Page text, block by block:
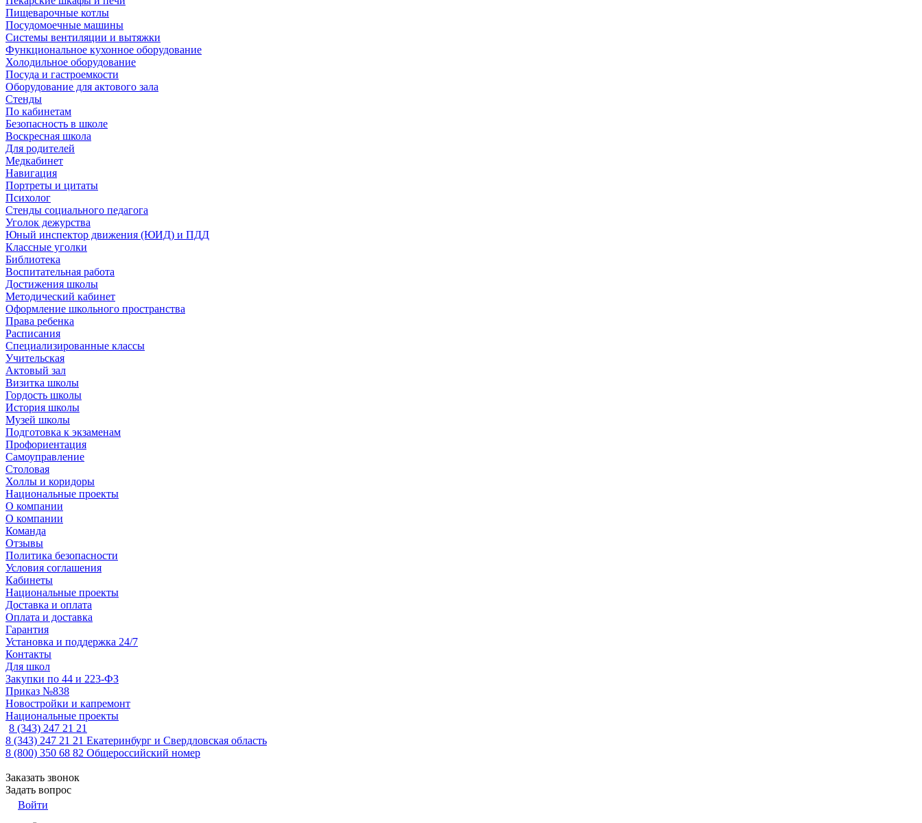
Пищеварочные котлы
Посудомоечные машины
Системы вентиляции и вытяжки
Функциональное кухонное оборудование
Холодильное оборудование
Посуда и гастроемкости
Оборудование для актового зала
Стенды
По кабинетам
Безопасность в школе
Воскресная школа
Для родителей
Медкабинет
Навигация
Портреты и цитаты
Психолог
Стенды социального педагога
Уголок дежурства
Юный инспектор движения (ЮИД) и ПДД
Классные уголки
Библиотека
Воспитательная работа
Достижения школы
Методический кабинет
Оформление школьного пространства
Права ребенка
Расписания
Специализированные классы
Учительская
Актовый зал
Визитка школы
Гордость школы
История школы
Музей школы
Подготовка к экзаменам
Профориентация
Самоуправление
Столовая
Холлы и коридоры
Национальные проекты
О компании
О компании
Команда
Отзывы
Политика безопасности
Условия соглашения
Кабинеты
Национальные проекты
Доставка и оплата
Оплата и доставка
Гарантия
Установка и поддержка 24/7
Контакты
Для школ
Закупки по 44 и 223-ФЗ
Приказ №838
Новостройки и капремонт
Национальные проекты
8 (343) 247 21 21
8 (343) 247 21 21 Екатеринбург и Свердловская область
8 (800) 350 68 82 Общероссийский номер
Заказать звонок
Задать вопрос
Войти